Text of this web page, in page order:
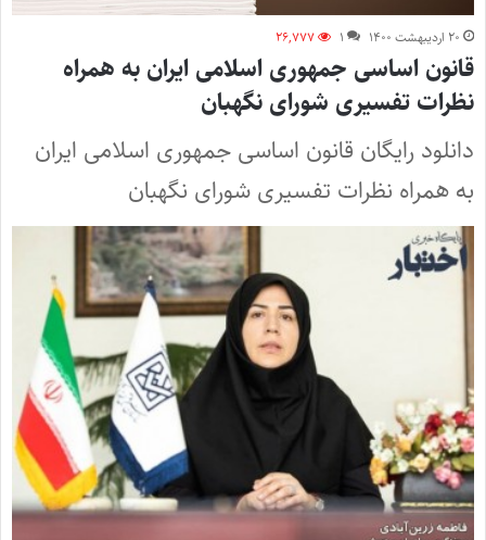
۲۰ اردیبهشت ۱۴۰۰ ۱ ۲۶,۷۷۷
قانون اساسی جمهوری اسلامی ایران به همراه
نظرات تفسیری شورای نگهبان
دانلود رایگان قانون اساسی جمهوری اسلامی ایران
به همراه نظرات تفسیری شورای نگهبان